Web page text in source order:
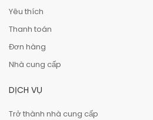
Yêu thích
Thanh toán
Đơn hàng
Nhà cung cấp
DỊCH VỤ
Trở thành nhà cung cấp